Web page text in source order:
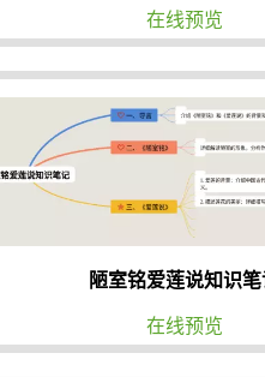
在线预览
陋室铭爱莲说知识
在线预览